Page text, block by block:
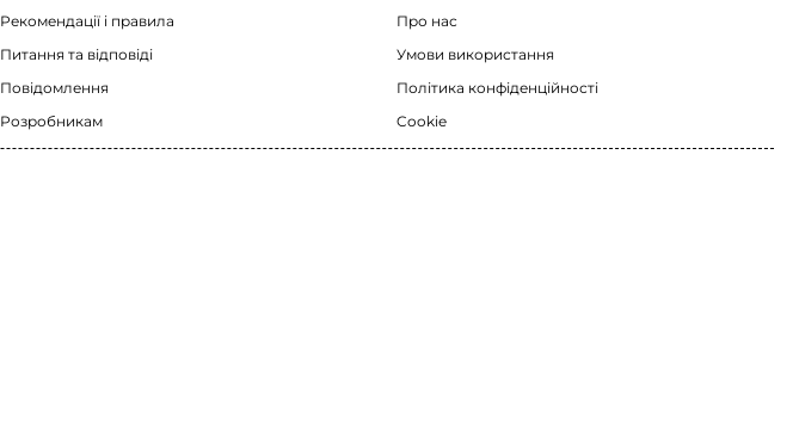
Рекомендації i правила
Питання та відповіді
Повідомлення
Розробникам
Про нас
Умови використання
Політика конфіденційності
Cookie